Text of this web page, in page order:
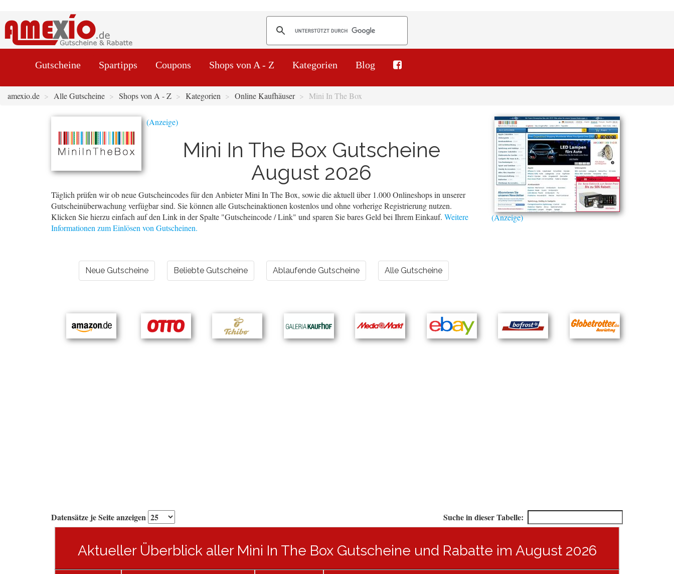
Gutscheine Spartipps Coupons Shops von A - Z Kategorien Blog
amexio.de Alle Gutscheine Shops von A - Z Kategorien Online Kaufhäuser Mini In The Box
Mini In The Box Gutscheine
August 2026
Täglich prüfen wir ob neue Gutscheincodes für den Anbieter Mini In The Box, sowie die aktuell über 1.000 Onlineshops in unserer
Gutscheinüberwachung verfügbar sind. Sie können alle Gutscheinaktionen kostenlos und ohne vorherige Registrierung nutzen.
Klicken Sie hierzu einfach auf den Link in der Spalte "Gutscheincode / Link" und sparen Sie bares Geld bei Ihrem Einkauf. Weitere
Informationen zum Einlösen von Gutscheinen.
Neue Gutscheine Beliebte Gutscheine Ablaufende Gutscheine Alle Gutscheine
Datensätze je Seite anzeigen Suche in dieser Tabelle:
Aktueller Überblick aller Mini In The Box Gutscheine und Rabatte im August 2026